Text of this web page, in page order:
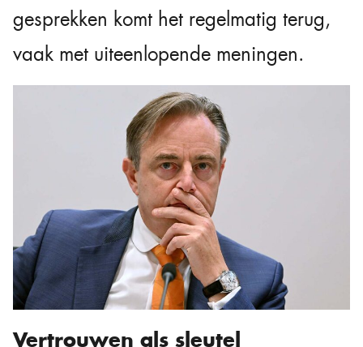
gesprekken komt het regelmatig terug,
vaak met uiteenlopende meningen.
Vertrouwen als sleutel